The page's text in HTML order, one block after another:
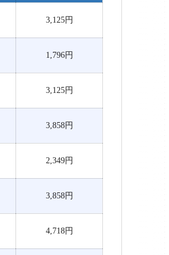
3,125円
1,796円
3,125円
3,858円
2,349円
3,858円
4,718円